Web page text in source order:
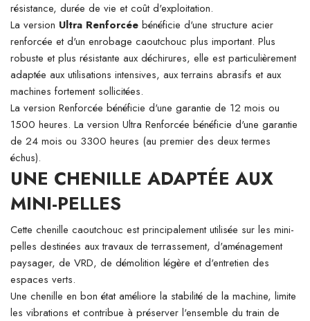
résistance, durée de vie et coût d'exploitation.
La version Ultra Renforcée bénéficie d'une structure acier
renforcée et d'un enrobage caoutchouc plus important. Plus
robuste et plus résistante aux déchirures, elle est particulièrement
adaptée aux utilisations intensives, aux terrains abrasifs et aux
machines fortement sollicitées.
La version Renforcée bénéficie d'une garantie de 12 mois ou
1500 heures. La version Ultra Renforcée bénéficie d'une garantie
de 24 mois ou 3300 heures (au premier des deux termes
échus).
UNE CHENILLE ADAPTÉE AUX
MINI-PELLES
Cette chenille caoutchouc est principalement utilisée sur les mini-
pelles destinées aux travaux de terrassement, d'aménagement
paysager, de VRD, de démolition légère et d'entretien des
espaces verts.
Une chenille en bon état améliore la stabilité de la machine, limite
les vibrations et contribue à préserver l'ensemble du train de